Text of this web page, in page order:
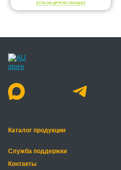
ЕСТЬ НА ДРУГИХ СКЛАДАХ
Каталог продукции
Служба поддержки
Контакты